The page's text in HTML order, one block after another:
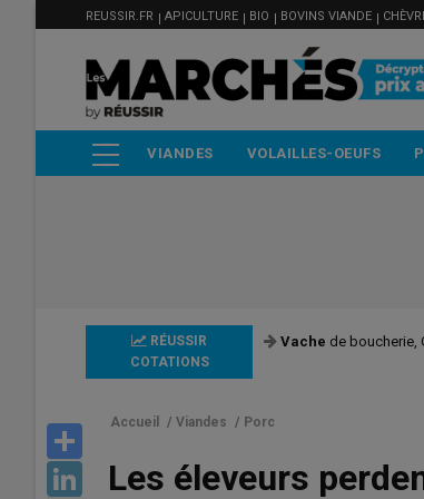
contenu
MENU
FILIÈRE
REUSSIR.FR APICULTURE BIO BOVINS VIANDE
PRINCIPALE
VIANDES VOLAILLES-OEUFS
RÉUSSIR
COTATIONS
Vache de boucherie,
LinkedIn
Accueil / Viandes / Porc
Les éleveurs